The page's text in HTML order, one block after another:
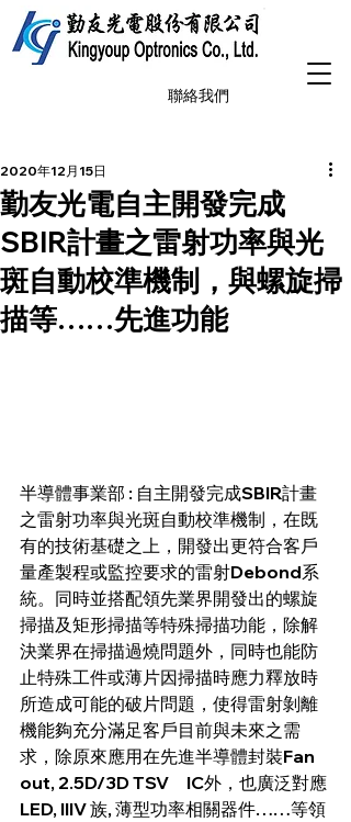
聯絡我們
勤友光電自主開發完成
SBIR計畫之雷射功率與光
斑自動校準機制，與螺旋掃
描等……先進功能
2020年12月15日
半導體事業部 : 自主開發完成SBIR計畫
之雷射功率與光斑自動校準機制，在既
有的技術基礎之上，開發出更符合客戶
量產製程或監控要求的雷射Debond系
統。同時並搭配領先業界開發出的螺旋
掃描及矩形掃描等特殊掃描功能，除解
決業界在掃描過燒問題外，同時也能防
止特殊工件或薄片因掃描時應力釋放時
所造成可能的破片問題，使得雷射剝離
機能夠充分滿足客戶目前與未來之需
求，除原來應用在先進半導體封裝Fan
out, 2.5D/3D TSV　IC外，也廣泛對應
LED, IIIV 族, 薄型功率相關器件……等領